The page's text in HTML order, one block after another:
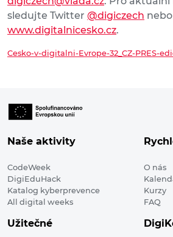
sledujte Twitter @digiczech
www.digitalnicesko.cz.
Cesko-v-digitalni-Evrope-32_CZ-PRES-
Naše aktivity
CodeWeek
DigiEduHack
Katalog kyberprevence
All digital weeks
O nás
Kurzy
FAQ
Užitečné